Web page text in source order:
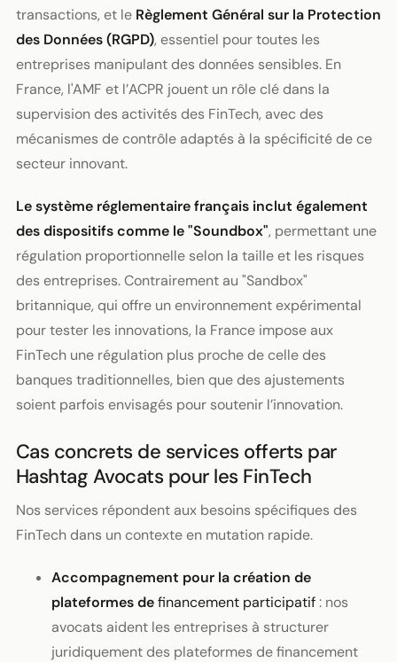
transactions, et le Règlement Général sur la Protection
des Données (RGPD), essentiel pour toutes les
entreprises manipulant des données sensibles. En
France, l'AMF et l’ACPR jouent un rôle clé dans la
supervision des activités des FinTech, avec des
mécanismes de contrôle adaptés à la spécificité de ce
secteur innovant.
Le système réglementaire français inclut également
des dispositifs comme le "Soundbox", permettant une
régulation proportionnelle selon la taille et les risques
des entreprises. Contrairement au "Sandbox"
britannique, qui offre un environnement expérimental
pour tester les innovations, la France impose aux
FinTech une régulation plus proche de celle des
banques traditionnelles, bien que des ajustements
soient parfois envisagés pour soutenir l’innovation.
Cas concrets de services offerts par
Hashtag Avocats pour les FinTech
Nos services répondent aux besoins spécifiques des
FinTech dans un contexte en mutation rapide.
Accompagnement pour la création de
plateformes definancement participatif: nos
avocats aident les entreprises à structurer
juridiquement des plateformes de financement